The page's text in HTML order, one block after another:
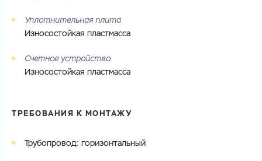
Уплотнительная плита
Износостойкая пластмасса
Счетное устройство
Износостойкая пластмасса
ТРЕБОВАНИЯ К МОНТАЖУ
Трубопровод: горизонтальный